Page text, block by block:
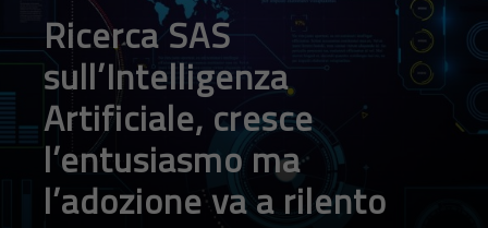
Ricerca SAS
sull’Intelligenza
Artificiale, cresce
l’entusiasmo ma
l’adozione va a rilento